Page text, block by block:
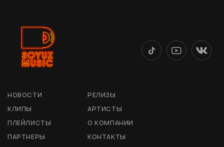
НОВОСТИ
РЕЛИЗЫ
КЛИПЫ
АРТИСТЫ
ПЛЕЙЛИСТЫ
О КОМПАНИИ
ПАРТНЕРЫ
КОНТАКТЫ